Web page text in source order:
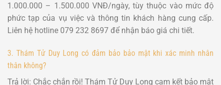
1.000.000 – 1.500.000 VNĐ/ngày, tùy thuộc vào mức độ
phức tạp của vụ việc và thông tin khách hàng cung cấp.
Liên hệ hotline 079 232 8697 để nhận báo giá chi tiết.
3. Thám Tử Duy Long có đảm bảo bảo mật khi xác minh nhân
thân không?
Trả lời: Chắc chắn rồi! Thám Tử Duy Long cam kết bảo mật